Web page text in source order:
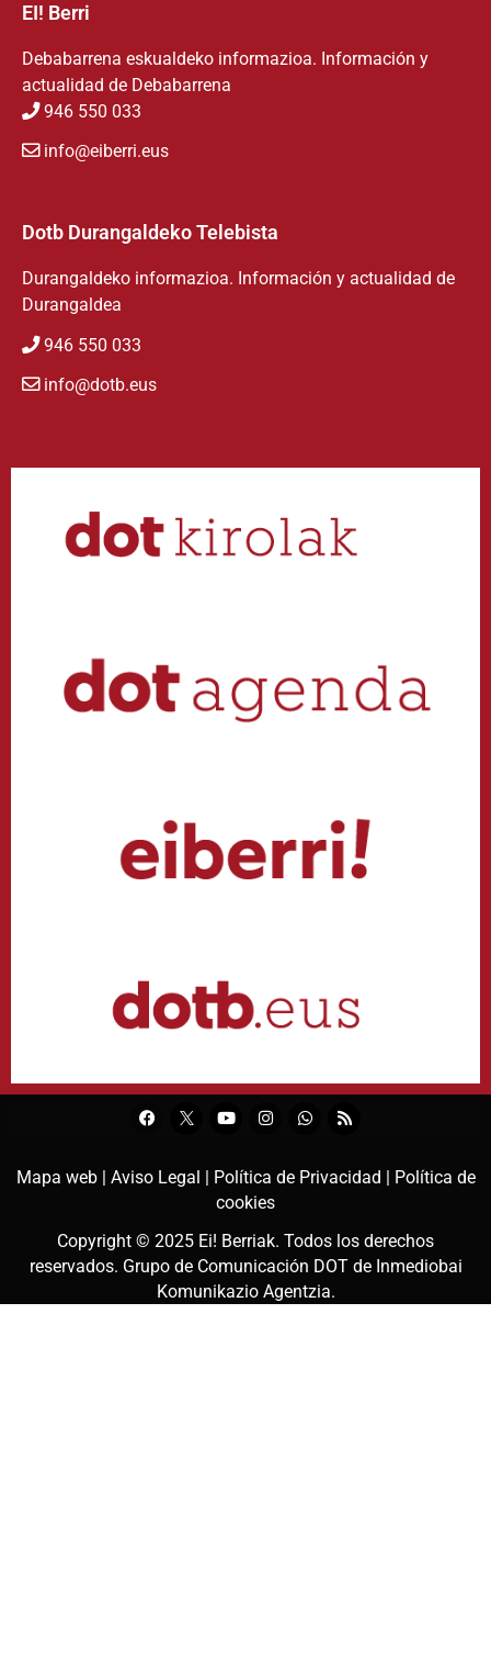
EI! Berri
Debabarrena eskualdeko informazioa. Información y
actualidad de Debabarrena
946 550 033
info@eiberri.eus
Dotb Durangaldeko Telebista
Durangaldeko informazioa. Información y actualidad de
Durangaldea
946 550 033
info@dotb.eus
Mapa web | Aviso Legal | Política de Privacidad | Política de
cookies
Copyright © 2025 Ei! Berriak. Todos los derechos
reservados. Grupo de Comunicación DOT de Inmediobai
Komunikazio Agentzia.